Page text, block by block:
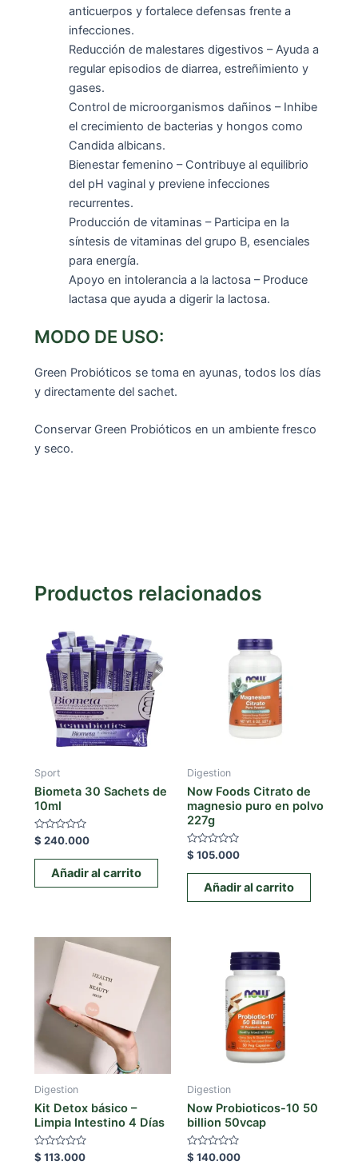
anticuerpos y fortalece defensas frente a
infecciones.
Reducción de malestares digestivos – Ayuda a
regular episodios de diarrea, estreñimiento y
gases.
Control de microorganismos dañinos – Inhibe
el crecimiento de bacterias y hongos como
Candida albicans.
Bienestar femenino – Contribuye al equilibrio
del pH vaginal y previene infecciones
recurrentes.
Producción de vitaminas – Participa en la
síntesis de vitaminas del grupo B, esenciales
para energía.
Apoyo en intolerancia a la lactosa – Produce
lactasa que ayuda a digerir la lactosa.
MODO DE USO:
Green Probióticos se toma en ayunas, todos los días
y directamente del sachet.
Conservar Green Probióticos en un ambiente fresco
y seco.
Productos relacionados
Sport
Biometa 30 Sachets de
10ml
Valorado
con
0
$ 240.000
Añadir al carrito
Digestion
Now Foods Citrato de
magnesio puro en polvo
227g
Valorado
con
0
$ 105.000
Añadir al carrito
Digestion
Kit Detox básico –
Limpia Intestino 4 Días
Valorado
con
$ 113.000
Digestion
Now Probioticos-10 50
billion 50vcap
Valorado
con
$ 140.000